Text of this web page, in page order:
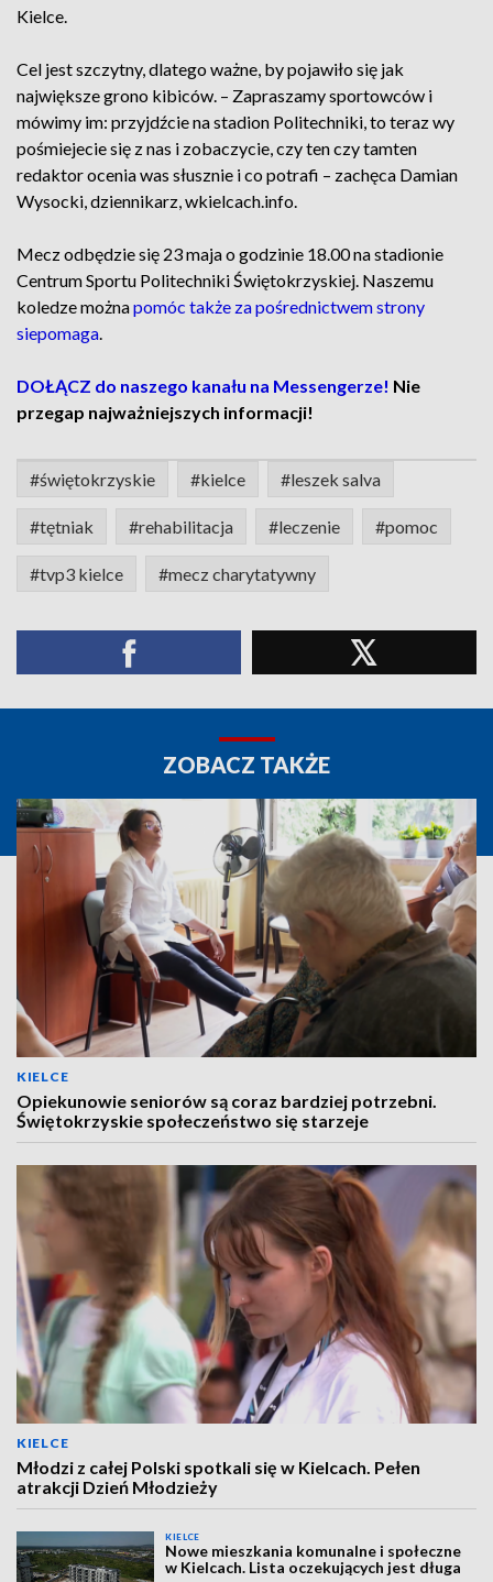
Kielce.
Cel jest szczytny, dlatego ważne, by pojawiło się jak
największe grono kibiców. – Zapraszamy sportowców i
mówimy im: przyjdźcie na stadion Politechniki, to teraz wy
pośmiejecie się z nas i zobaczycie, czy ten czy tamten
redaktor ocenia was słusznie i co potrafi – zachęca Damian
Wysocki, dziennikarz, wkielcach.info.
Mecz odbędzie się 23 maja o godzinie 18.00 na stadionie
Centrum Sportu Politechniki Świętokrzyskiej. Naszemu
koledze możnapomóc także za pośrednictwem strony
siepomaga.
DOŁĄCZ do naszego kanału na Messengerze! Nie
przegap najważniejszych informacji!
#świętokrzyskie #kielce #leszek salva
#tętniak #rehabilitacja #leczenie #pomoc
#tvp3 kielce #mecz charytatywny
ZOBACZ TAKŻE
KIELCE
Opiekunowie seniorów są coraz bardziej potrzebni.
Świętokrzyskie społeczeństwo się starzeje
KIELCE
Młodzi z całej Polski spotkali się w Kielcach. Pełen
atrakcji Dzień Młodzieży
KIELCE
Nowe mieszkania komunalne i społeczne
w Kielcach. Lista oczekujących jest długa